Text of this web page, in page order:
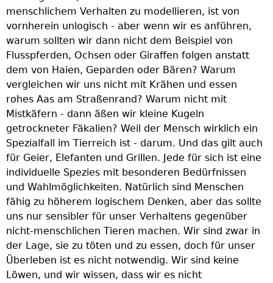
menschlichem Verhalten zu modellieren, ist von
vornherein unlogisch - aber wenn wir es anführen,
warum sollten wir dann nicht dem Beispiel von
Flusspferden, Ochsen oder Giraffen folgen anstatt
dem von Haien, Geparden oder Bären? Warum
vergleichen wir uns nicht mit Krähen und essen
rohes Aas am Straßenrand? Warum nicht mit
Mistkäfern - dann äßen wir kleine Kugeln
getrockneter Fäkalien? Weil der Mensch wirklich ein
Spezialfall im Tierreich ist - darum. Und das gilt auch
für Geier, Elefanten und Grillen. Jede für sich ist eine
individuelle Spezies mit besonderen Bedürfnissen
und Wahlmöglichkeiten. Natürlich sind Menschen
fähig zu höherem logischem Denken, aber das sollte
uns nur sensibler für unser Verhaltens gegenüber
nicht-menschlichen Tieren machen. Wir sind zwar in
der Lage, sie zu töten und zu essen, doch für unser
Überleben ist es nicht notwendig. Wir sind keine
Löwen, und wir wissen, dass wir es nicht